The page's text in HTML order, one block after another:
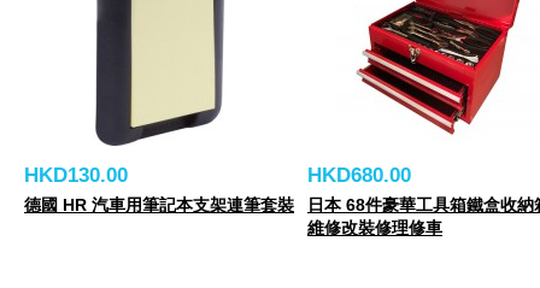
HKD130.00
德國 HR 汽車用筆記本支架連筆套裝
HKD680.00
日本 68件豪華工具箱鐵盒收納
維修改裝修理修車